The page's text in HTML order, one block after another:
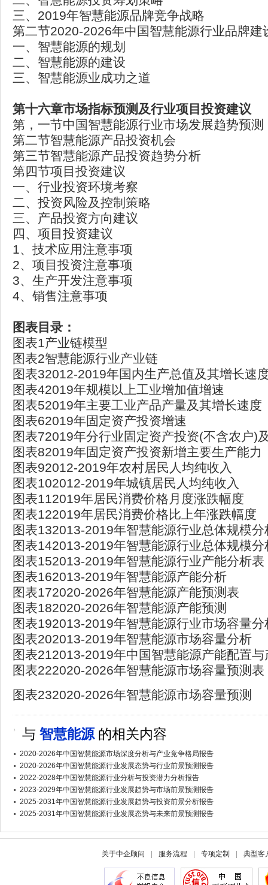
三、2019年智慧能源品牌竞争战略
第二节2020-2026年中国智慧能源行业品牌建
一、智慧能源的规划
二、智慧能源的建设
三、智慧能源业成功之道
第十六章市场指标预测及行业项目投资建议
第，一节中国智慧能源行业市场发展趋势预测
第二节智慧能源产品投资机会
第三节智慧能源产品投资趋势分析
第四节项目投资建议
一、行业投资环境考察
二、投资风险及控制策略
三、产品投资方向建议
四、项目投资建议
1、技术应用注意事项
2、项目投资注意事项
3、生产开发注意事项
4、销售注意事项
图表目录：
图表1产业链模型
图表2智慧能源行业产业链
图表32012-2019年国内生产总值及其增长速
图表42019年规模以上工业增加值增速
图表52019年主要工业产品产量及其增长速度
图表62019年固定资产投资增速
图表72019年分行业固定资产投资(不含农户)
图表82019年固定资产投资新增主要生产能力
图表92012-2019年农村居民人均纯收入
图表102012-2019年城镇居民人均纯收入
图表112019年居民消费价格月度涨跌幅度
图表122019年居民消费价格比上年涨跌幅度
图表132013-2019年智慧能源行业总体规模分
图表142013-2019年智慧能源行业总体规模分
图表152013-2019年智慧能源行业产能分析表
图表162013-2019年智慧能源产能分析
图表172020-2026年智慧能源产能预测表
图表182020-2026年智慧能源产能预测
图表192013-2019年智慧能源行业市场容量分
图表202013-2019年智慧能源市场容量分析
图表212013-2019年中国智慧能源产能配置
图表222020-2026年智慧能源市场容量预测表
图表232020-2026年智慧能源市场容量预测
与 智慧能源的相关内容
2020-2026年中国智慧能源市场深度分析与产业竞争格局报告
2020-2026年中国智慧能源行业发展态势与行业前景预测报告
2022-2028年中国智慧能源行业分析与投资潜力分析报告
2023-2029年中国智慧能源行业发展趋势与市场前景预测报告
2025-2031年中国智慧能源行业发展趋势与投资前景分析报告
2025-2031年中国智慧能源行业发展态势与未来前景预测报告
关于中企顾问 服务流程 专项定制 典型客